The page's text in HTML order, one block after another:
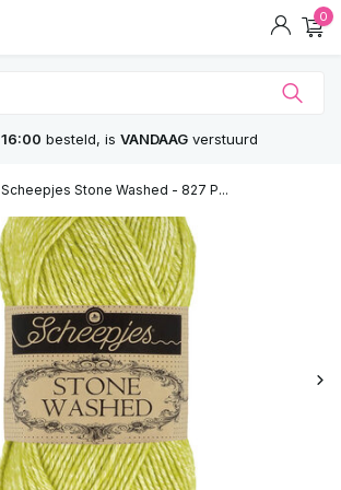
0
16:00 besteld, is VANDAAGverstuurd
Scheepjes Stone Washed - 827 P...